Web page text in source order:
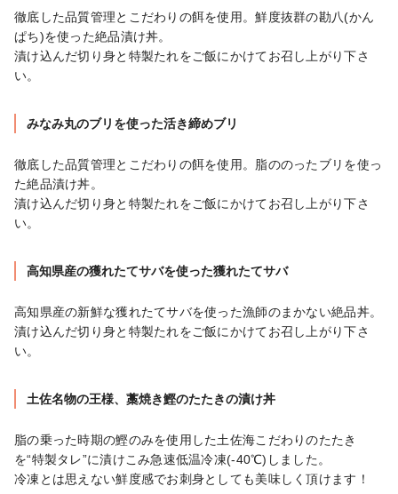
徹底した品質管理とこだわりの餌を使用。鮮度抜群の勘八(かん
ぱち)を使った絶品漬け丼。
漬け込んだ切り身と特製たれをご飯にかけてお召し上がり下さ
い。
みなみ丸のブリを使った活き締めブリ
徹底した品質管理とこだわりの餌を使用。脂ののったブリを使っ
た絶品漬け丼。
漬け込んだ切り身と特製たれをご飯にかけてお召し上がり下さ
い。
高知県産の獲れたてサバを使った獲れたてサバ
高知県産の新鮮な獲れたてサバを使った漁師のまかない絶品丼。
漬け込んだ切り身と特製たれをご飯にかけてお召し上がり下さ
い。
土佐名物の王様、藁焼き鰹のたたきの漬け丼
脂の乗った時期の鰹のみを使用した土佐海こだわりのたたき
を“特製タレ”に漬けこみ急速低温冷凍(-40℃)しました。
冷凍とは思えない鮮度感でお刺身としても美味しく頂けます！